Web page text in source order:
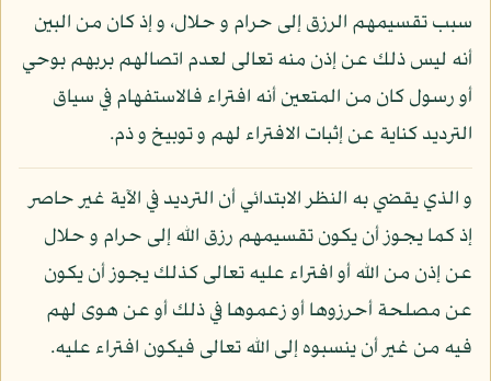
سبب تقسيمهم الرزق إلى حرام و حلال، و إذ كان من البين
أنه ليس ذلك عن إذن منه تعالى لعدم اتصالهم بربهم بوحي
أو رسول كان من المتعين أنه افتراء فالاستفهام في سياق
الترديد كناية عن إثبات الافتراء لهم و توبيخ و ذم.
و الذي يقضي به النظر الابتدائي أن الترديد في الآية غير حاصر
إذ كما يجوز أن يكون تقسيمهم رزق الله إلى حرام و حلال
عن إذن من الله أو افتراء عليه تعالى كذلك يجوز أن يكون
عن مصلحة أحرزوها أو زعموها في ذلك أو عن هوى لهم
فيه من غير أن ينسبوه إلى الله تعالى فيكون افتراء عليه.